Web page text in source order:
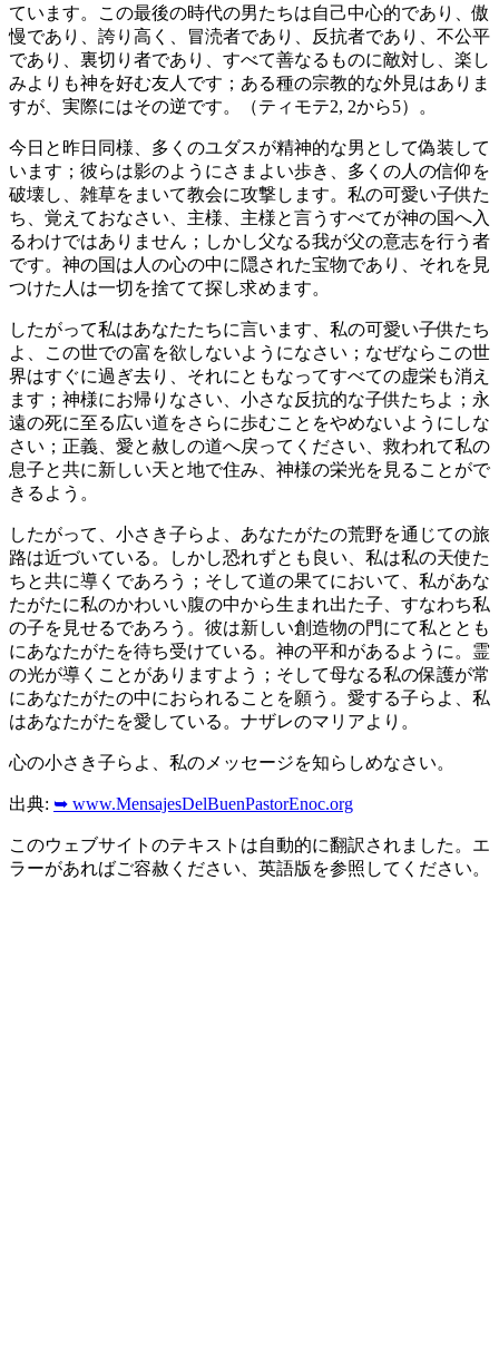
ています。この最後の時代の男たちは自己中心的であり、傲
慢であり、誇り高く、冒涜者であり、反抗者であり、不公平
であり、裏切り者であり、すべて善なるものに敵対し、楽し
みよりも神を好む友人です；ある種の宗教的な外見はありま
すが、実際にはその逆です。（ティモテ2, 2から5）。
今日と昨日同様、多くのユダスが精神的な男として偽装して
います；彼らは影のようにさまよい歩き、多くの人の信仰を
破壊し、雑草をまいて教会に攻撃します。私の可愛い子供た
ち、覚えておなさい、主様、主様と言うすべてが神の国へ入
るわけではありません；しかし父なる我が父の意志を行う者
です。神の国は人の心の中に隠された宝物であり、それを見
つけた人は一切を捨てて探し求めます。
したがって私はあなたたちに言います、私の可愛い子供たち
よ、この世での富を欲しないようになさい；なぜならこの世
界はすぐに過ぎ去り、それにともなってすべての虚栄も消え
ます；神様にお帰りなさい、小さな反抗的な子供たちよ；永
遠の死に至る広い道をさらに歩むことをやめないようにしな
さい；正義、愛と赦しの道へ戻ってください、救われて私の
息子と共に新しい天と地で住み、神様の栄光を見ることがで
きるよう。
したがって、小さき子らよ、あなたがたの荒野を通じての旅
路は近づいている。しかし恐れずとも良い、私は私の天使た
ちと共に導くであろう；そして道の果てにおいて、私があな
たがたに私のかわいい腹の中から生まれ出た子、すなわち私
の子を見せるであろう。彼は新しい創造物の門にて私ととも
にあなたがたを待ち受けている。神の平和があるように。霊
の光が導くことがありますよう；そして母なる私の保護が常
にあなたがたの中におられることを願う。愛する子らよ、私
はあなたがたを愛している。ナザレのマリアより。
心の小さき子らよ、私のメッセージを知らしめなさい。
出典: ➥ www.MensajesDelBuenPastorEnoc.org
このウェブサイトのテキストは自動的に翻訳されました。エ
ラーがあればご容赦ください、英語版を参照してください。